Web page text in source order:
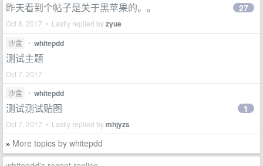
昨天看到个帖子是关于黑苹果的。。
Oct 8, 2017 • Lastly replied byzyue
27
沙盒 • whitepdd
测试主题
Oct 7, 2017
沙盒
• whitepdd
测试测试贴图
Oct 7, 2017 • Lastly replied bymhjyzs
1
» More topics by whitepdd